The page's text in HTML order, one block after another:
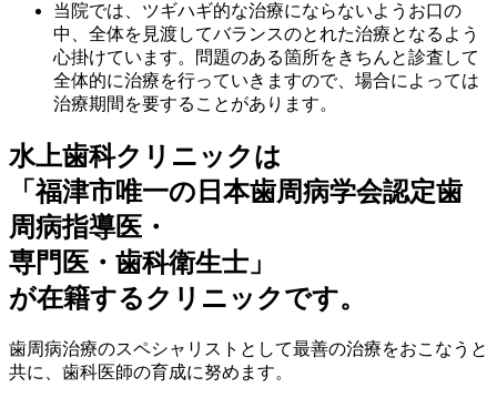
当院では、ツギハギ的な治療にならないようお口の
中、全体を見渡してバランスのとれた治療となるよう
心掛けています。問題のある箇所をきちんと診査して
全体的に治療を行っていきますので、場合によっては
治療期間を要することがあります。
水上歯科クリニックは
「福津市唯一の日本歯周病学会認定歯
周病指導医・
専門医・歯科衛生士」
が在籍するクリニックです。
歯周病治療のスペシャリストとして最善の治療をおこなうと
共に、歯科医師の育成に努めます。